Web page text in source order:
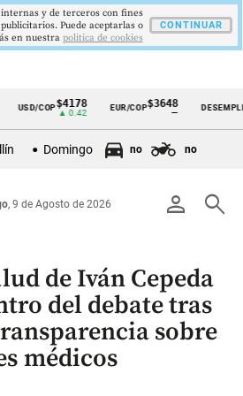
COP$4178
▲ 0.42
EUR/COP$3648
—
DESEMPLEO9,9
▼
Domingo no no
person search
, 9 de Agosto de 2026
de Iván Cepeda
del debate tras
sobre
médicos
y de terceros con fines
Puede aceptarlas o
en nuestra politica de cookies
CONTINUAR